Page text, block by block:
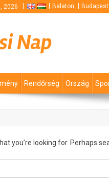
2026 Balaton Budapest
Nap
Rendőrség Ország
you’re looking for. Perhaps